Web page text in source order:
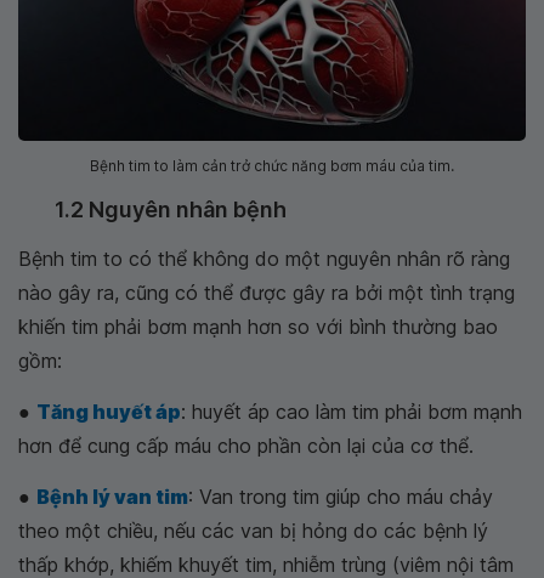
Bệnh tim to làm cản trở chức năng bơm máu của tim.
1.2 Nguyên nhân bệnh
Bệnh tim to có thể không do một nguyên nhân rõ ràng
nào gây ra, cũng có thể được gây ra bởi một tình trạng
khiến tim phải bơm mạnh hơn so với bình thường bao
gồm:
● Tăng huyết áp: huyết áp cao làm tim phải bơm mạnh
hơn để cung cấp máu cho phần còn lại của cơ thể.
● Bệnh lý van tim: Van trong tim giúp cho máu chảy
theo một chiều, nếu các van bị hỏng do các bệnh lý
thấp khớp, khiếm khuyết tim, nhiễm trùng (viêm nội tâm